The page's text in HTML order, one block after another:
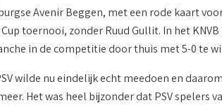
Avenir Beggen, met een rode kaart
toernooi, zonder Ruud Gullit. In het
in de competitie door thuis met 5-0 te
wilde nu eindelijk echt meedoen en
Het was heel bijzonder dat PSV spelers